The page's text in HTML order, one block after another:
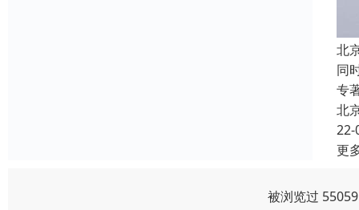
北
同
专
北
22-
更
被浏览过